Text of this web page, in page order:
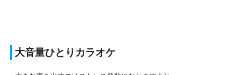
大音量ひとりカラオケ